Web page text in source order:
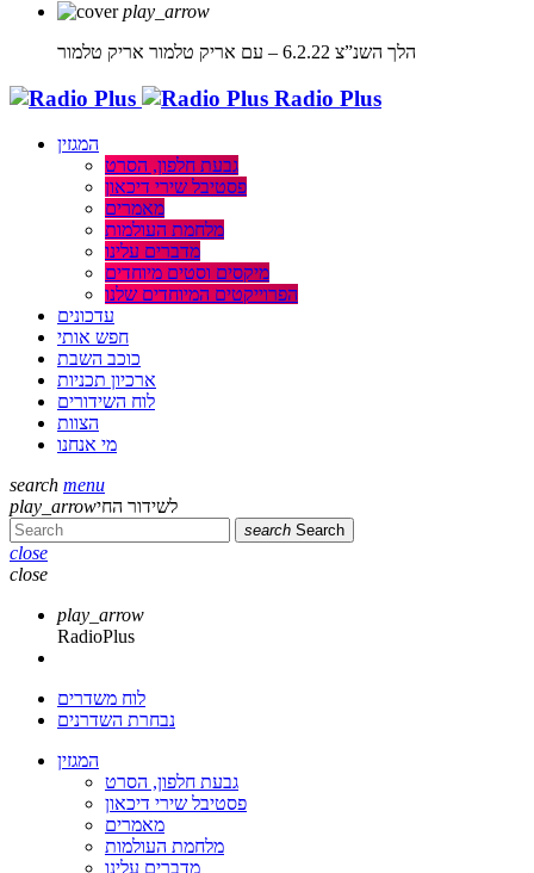
play_arrow
הלך השנ”צ 6.2.22 – עם אריק טלמור
אריק טלמור
Radio Plus
המגזין
גבעת חלפון, הסרט
פסטיבל שירי דיכאון
מאמרים
מלחמת העולמות
מדברים עלינו
מיקסים וסטים מיוחדים
הפרוייקטים המיוחדים שלנו
עדכונים
חפש אותי
כוכב השבת
ארכיון תכניות
לוח השידורים
הצוות
מי אנחנו
search menu
play_arrowלשידור החי
search Search
close
close
play_arrow
RadioPlus
לוח משדרים
נבחרת השדרנים
המגזין
גבעת חלפון, הסרט
פסטיבל שירי דיכאון
מאמרים
מלחמת העולמות
מדברים עלינו